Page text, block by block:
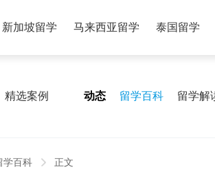
新加坡留学 马来西亚留学 泰国留学
精选案例 动态 留学百科 留学解
学百科 正文